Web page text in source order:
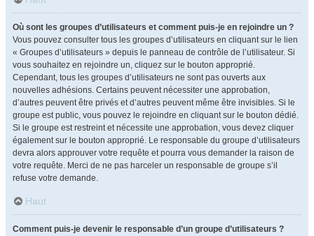
Où sont les groupes d’utilisateurs et comment puis-je en rejoindre un ?
Vous pouvez consulter tous les groupes d’utilisateurs en cliquant sur le lien
« Groupes d’utilisateurs » depuis le panneau de contrôle de l’utilisateur. Si
vous souhaitez en rejoindre un, cliquez sur le bouton approprié.
Cependant, tous les groupes d’utilisateurs ne sont pas ouverts aux
nouvelles adhésions. Certains peuvent nécessiter une approbation,
d’autres peuvent être privés et d’autres peuvent même être invisibles. Si le
groupe est public, vous pouvez le rejoindre en cliquant sur le bouton dédié.
Si le groupe est restreint et nécessite une approbation, vous devez cliquer
également sur le bouton approprié. Le responsable du groupe d’utilisateurs
devra alors approuver votre requête et pourra vous demander la raison de
votre requête. Merci de ne pas harceler un responsable de groupe s’il
refuse votre demande.
Haut
Comment puis-je devenir le responsable d’un groupe d’utilisateurs ?